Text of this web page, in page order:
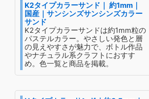
K2タイプカラーサンド｜ 約1mm｜
国産｜サンシンズサンシンズカラー
サンド
K2タイプカラーサンドは約1mm粒の
パステルカラー。やさしい発色と層
の見えやすさが魅力で、ボトル作品
やナチュラル系クラフトにおすす
め。色一覧と商品を掲載。